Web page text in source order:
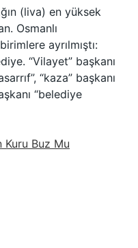
(liva) en yüksek
Osmanlı
ayrılmıştı:
“Vilayet” başkanı
“kaza” başkanı
“belediye
Kuru Buz Mu